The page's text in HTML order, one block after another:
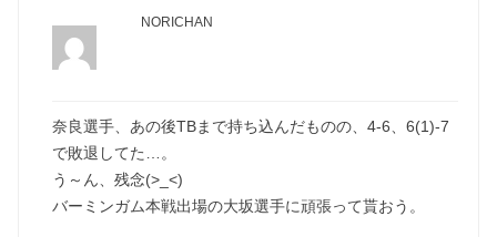
NORICHAN
奈良選手、あの後TBまで持ち込んだものの、4-6、6(1)-7
で敗退してた…。
う～ん、残念(>_<)
バーミンガム本戦出場の大坂選手に頑張って貰おう。